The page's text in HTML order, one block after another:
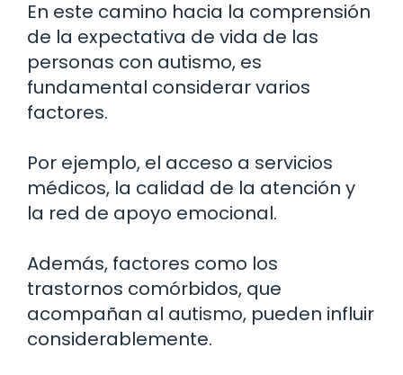
En este camino hacia la comprensión
de la expectativa de vida de las
personas con autismo, es
fundamental considerar varios
factores.
Por ejemplo, el acceso a servicios
médicos, la calidad de la atención y
la red de apoyo emocional.
Además, factores como los
trastornos comórbidos, que
acompañan al autismo, pueden influir
considerablemente.